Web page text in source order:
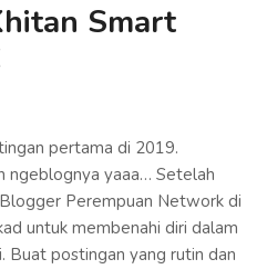
Smart
pertama di 2019.
ngeblognya yaaa… Setelah
Perempuan Network di
untuk membenahi diri dalam
Buat postingan yang rutin dan